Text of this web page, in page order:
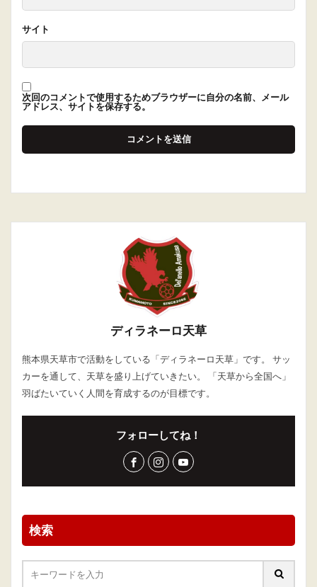
サイト
次回のコメントで使用するためブラウザーに自分の名前、メール
アドレス、サイトを保存する。
ディラネーロ天草
熊本県天草市で活動をしている「ディラネーロ天草」です。 サッ
カーを通して、天草を盛り上げていきたい。 「天草から全国へ」
羽ばたいていく人間を育成するのが目標です。
フォローしてね！
検索